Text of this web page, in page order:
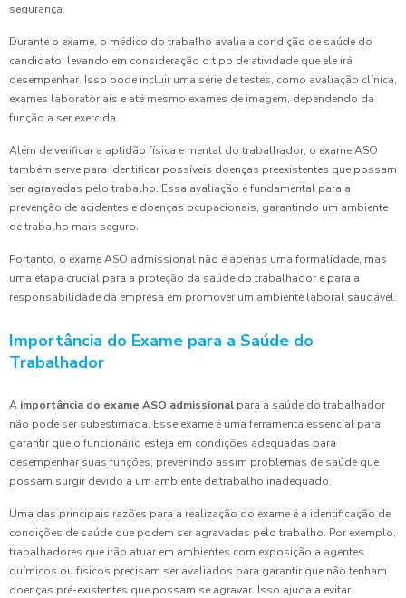
segurança.
Durante o exame, o médico do trabalho avalia a condição de saúde do
candidato, levando em consideração o tipo de atividade que ele irá
desempenhar. Isso pode incluir uma série de testes, como avaliação clínica,
exames laboratoriais e até mesmo exames de imagem, dependendo da
função a ser exercida.
Além de verificar a aptidão física e mental do trabalhador, o exame ASO
também serve para identificar possíveis doenças preexistentes que possam
ser agravadas pelo trabalho. Essa avaliação é fundamental para a
prevenção de acidentes e doenças ocupacionais, garantindo um ambiente
de trabalho mais seguro.
Portanto, o exame ASO admissional não é apenas uma formalidade, mas
uma etapa crucial para a proteção da saúde do trabalhador e para a
responsabilidade da empresa em promover um ambiente laboral saudável.
Importância do Exame para a Saúde do
Trabalhador
A importância do exame ASO admissional para a saúde do trabalhador
não pode ser subestimada. Esse exame é uma ferramenta essencial para
garantir que o funcionário esteja em condições adequadas para
desempenhar suas funções, prevenindo assim problemas de saúde que
possam surgir devido a um ambiente de trabalho inadequado.
Uma das principais razões para a realização do exame é a identificação de
condições de saúde que podem ser agravadas pelo trabalho. Por exemplo,
trabalhadores que irão atuar em ambientes com exposição a agentes
químicos ou físicos precisam ser avaliados para garantir que não tenham
doenças pré-existentes que possam se agravar. Isso ajuda a evitar